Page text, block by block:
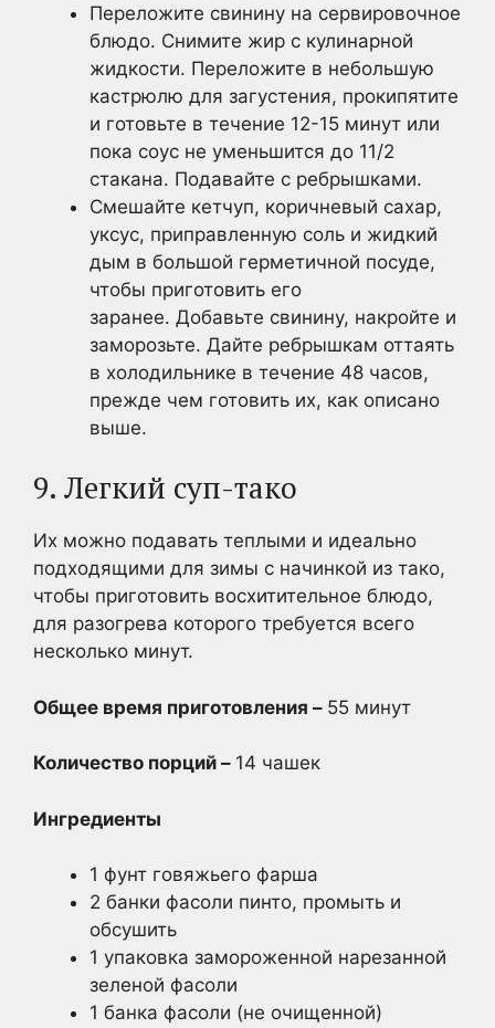
Переложите свинину на сервировочное
блюдо. Снимите жир с кулинарной
жидкости. Переложите в небольшую
кастрюлю для загустения, прокипятите
и готовьте в течение 12-15 минут или
пока соус не уменьшится до 11/2
стакана. Подавайте с ребрышками.
Смешайте кетчуп, коричневый сахар,
уксус, приправленную соль и жидкий
дым в большой герметичной посуде,
чтобы приготовить его
заранее. Добавьте свинину, накройте и
заморозьте. Дайте ребрышкам оттаять
в холодильнике в течение 48 часов,
прежде чем готовить их, как описано
выше.
9. Легкий суп-тако
Их можно подавать теплыми и идеально
подходящими для зимы с начинкой из тако,
чтобы приготовить восхитительное блюдо,
для разогрева которого требуется всего
несколько минут.
Общее время приготовления – 55 минут
Количество порций – 14 чашек
Ингредиенты
1 фунт говяжьего фарша
2 банки фасоли пинто, промыть и
обсушить
1 упаковка замороженной нарезанной
зеленой фасоли
1 банка фасоли (не очищенной)